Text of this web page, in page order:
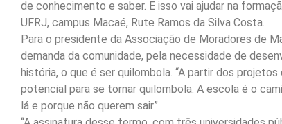
de conhecimento e saber. E isso vai ajudar na
UFRJ, campus Macaé, Rute Ramos da Silva Costa.
Para o presidente da Associação de Moradores de
demanda da comunidade, pela necessidade de
história, o que é ser quilombola. “A partir dos
potencial para se tornar quilombola. A escola é o
lá e porque não querem sair”.